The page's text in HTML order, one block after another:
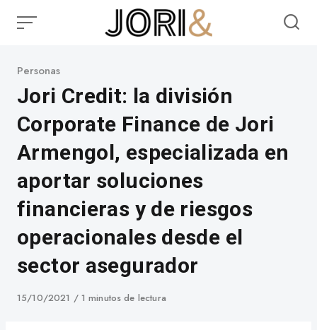
Category
Personas
Jori Credit: la división
Corporate Finance de Jori
Armengol, especializada en
aportar soluciones
financieras y de riesgos
operacionales desde el
sector asegurador
Published
15/10/2021 1 minutos de lectura